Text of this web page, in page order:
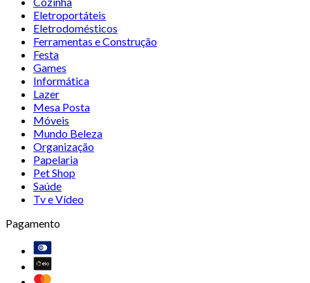
Eletroportáteis
Eletrodomésticos
Ferramentas e Construção
Festa
Games
Informática
Lazer
Mesa Posta
Móveis
Mundo Beleza
Organização
Papelaria
Pet Shop
Saúde
Tv e Vídeo
Pagamento